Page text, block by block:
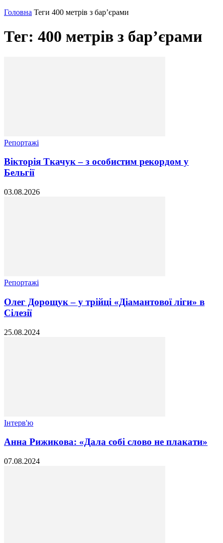
Головна Теги 400 метрів з бар’єрами
Тег: 400 метрів з бар’єрами
Репортажі
Вікторія Ткачук – з особистим рекордом у
Бельгії
03.08.2026
Репортажі
Олег Дорощук – у трійці «Діамантової ліги» в
Сілезії
25.08.2024
Інтерв'ю
Анна Рижикова: «Дала собі слово не плакати»
07.08.2024